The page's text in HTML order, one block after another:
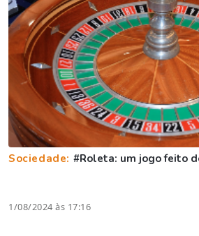
Sociedade: #Roleta: um jogo feito
1/08/2024 às 17:16